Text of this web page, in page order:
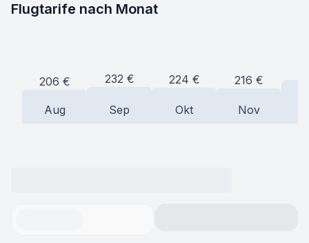
Flugtarife nach Monat
206 €
Aug
232 €
Sep
224 €
Okt
216 €
Nov